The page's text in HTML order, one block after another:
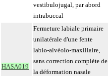
vestibulojugal, par abord
intrabuccal
HASA019
Fermeture labiale primaire
unilatérale d'une fente
labio-alvéolo-maxillaire,
sans correction complète de
la déformation nasale